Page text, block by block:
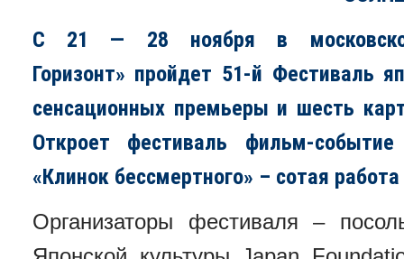
С 21 — 28 ноября в
Горизонт» пройдет 51-й Фестиваль
сенсационных премьеры и шесть
Откроет фестиваль фильм-
«Клинок бессмертного» – сотая
Организаторы фестиваля –